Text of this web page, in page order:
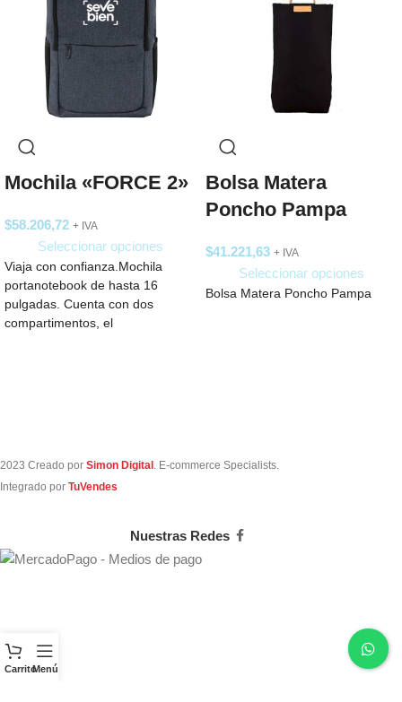
Mochila «FORCE 2»
$58.206,72 + IVA
Seleccionar opciones
Viaja con confianza.Mochila
portanotebook de hasta 16
pulgadas. Cuenta con dos
compartimentos, el
Bolsa Matera
Poncho Pampa
$41.221,63 + IVA
Seleccionar opciones
Bolsa Matera Poncho Pampa
2023 Creado por Simon Digital . E-commerce Specialists.
Integrado por TuVendes
Nuestras Redes
CarritoMenú